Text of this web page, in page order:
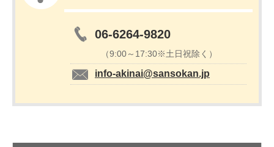
06-6264-9820
（9:00～17:30※土日祝除く）
info-akinai@sansokan.jp